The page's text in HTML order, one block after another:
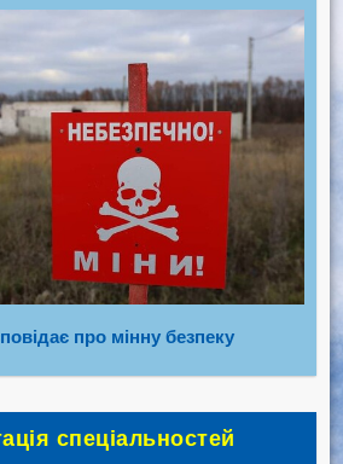
про мінну безпеку
спеціальностей